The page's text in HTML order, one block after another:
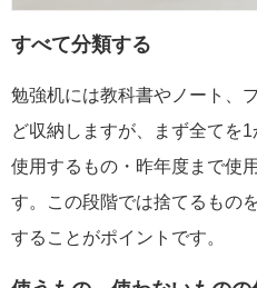
すべて分類する
勉強机には教科書やノート、
ど収納しますが、まず全てを
使用するもの・昨年度まで使
す。この段階では捨てるもの
することがポイントです。